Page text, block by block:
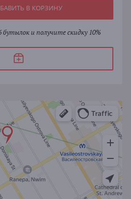
В КОРЗИНУ
и получите скидку 10%